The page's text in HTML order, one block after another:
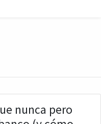
nunca pero